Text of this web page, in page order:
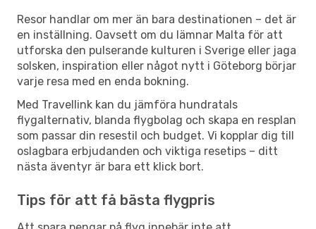
Resor handlar om mer än bara destinationen – det är
en inställning. Oavsett om du lämnar Malta för att
utforska den pulserande kulturen i Sverige eller jaga
solsken, inspiration eller något nytt i Göteborg börjar
varje resa med en enda bokning.
Med Travellink kan du jämföra hundratals
flygalternativ, blanda flygbolag och skapa en resplan
som passar din resestil och budget. Vi kopplar dig till
oslagbara erbjudanden och viktiga resetips – ditt
nästa äventyr är bara ett klick bort.
Tips för att få bästa flygpris